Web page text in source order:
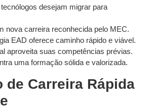
desejam migrar para
nova carreira reconhecida pelo MEC.
EAD oferece caminho rápido e viável.
aproveita suas competências prévias.
uma formação sólida e valorizada.
de Carreira Rápida